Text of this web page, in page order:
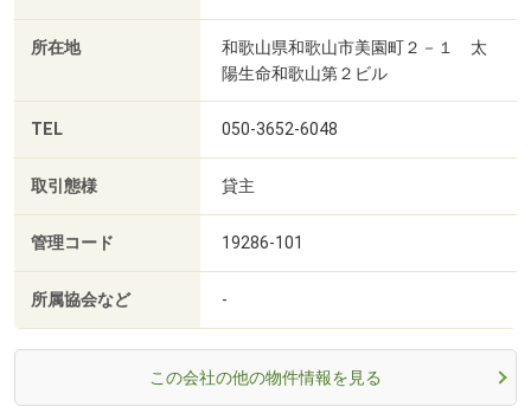
所在地
和歌山県和歌山市美園町２－１ 太
陽生命和歌山第２ビル
TEL 050-3652-6048
取引態様 貸主
管理コード 19286-101
所属協会など -
この会社の他の物件情報を見る